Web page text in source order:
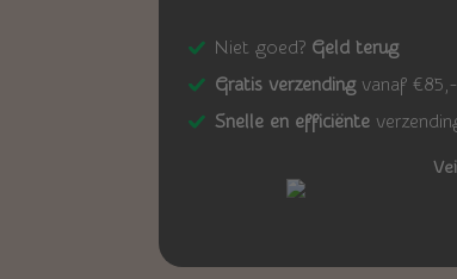
Niet goed? Geld terug
Gratis verzending vanaf €85,-
Snelle en efficiënte